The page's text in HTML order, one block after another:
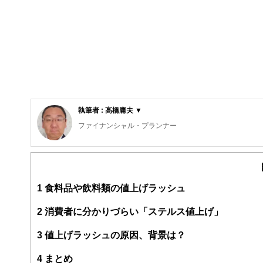
執筆者 : 高橋庸夫 ▼
ファイナンシャル・プランナー
住宅ローンアドバイザー ,宅地建物取引士, マンション管理
経験した「サラリーマンの退職、住宅ローン、子育て教
1 食料品や飲料類の値上げラッシュ
2 消費者に分かりづらい「ステルス値上げ」
3 値上げラッシュの原因、背景は？
4 まとめ